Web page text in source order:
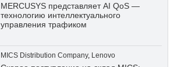
MERCUSYS представляет AI QoS —
технологию интеллектуального
управления трафиком
MICS Distribution Company, Lenovo